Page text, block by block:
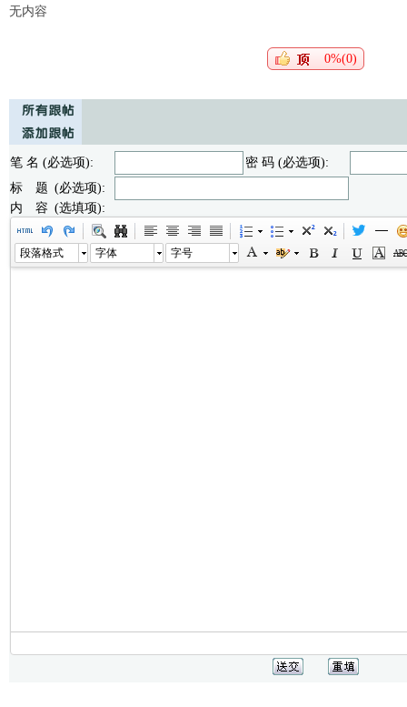
无内容
0%(0)
笔 名 (必选项):
密 码 (必选项):
标 题 (必选项):
内 容 (选填项):
段落格式 字体 字号